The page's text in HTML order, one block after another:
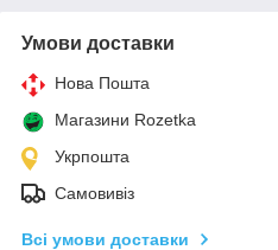
Умови доставки
Нова Пошта
Магазини Rozetka
Укрпошта
Самовивіз
Всі умови доставки